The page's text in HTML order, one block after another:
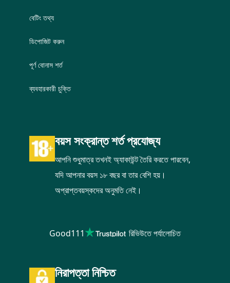
বেটিং তথ্য
ডিপোজিট করুন
পূর্ণ বোনাস শর্ত
ব্যবহারকারী চুক্তি
বয়স সংক্রান্ত শর্ত প্রযোজ্য
আপনি শুধুমাত্র তখনই অ্যাকাউন্ট তৈরি করতে পারবেন,
যদি আপনার বয়স ১৮ বছর বা তার বেশি হয়।
অপ্রাপ্তবয়স্কদের অনুমতি নেই।
Good111 রিভিউতে পর্যালোচিত
নিরাপত্তা নিশ্চিত